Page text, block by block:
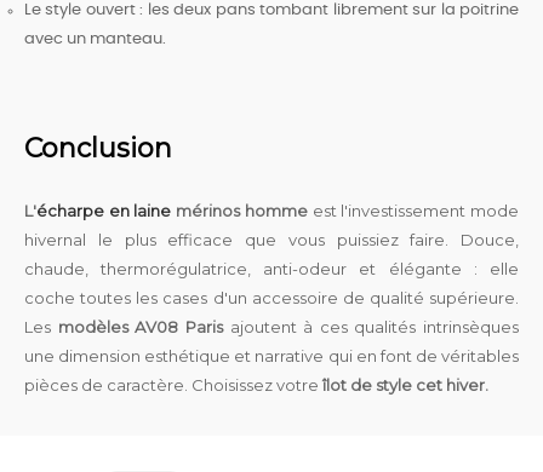
Le style ouvert : les deux pans tombant librement sur la poitrine
avec un manteau.
Conclusion
L'écharpe en laine mérinos hommeest l'investissement mode
hivernal le plus efficace que vous puissiez faire. Douce,
chaude, thermorégulatrice, anti-odeur et élégante : elle
coche toutes les cases d'un accessoire de qualité supérieure.
Les modèles AV08 Parisajoutent à ces qualités intrinsèques
une dimension esthétique et narrative qui en font de véritables
pièces de caractère. Choisissez votre îlot de style cet hiver.